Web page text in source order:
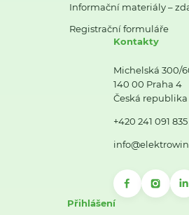
Informační materiály –
Registrační formuláře
Kontakty
Michelská 300/
140 00 Praha 4
Česká republika
+420 241 091 835
Přihlášení